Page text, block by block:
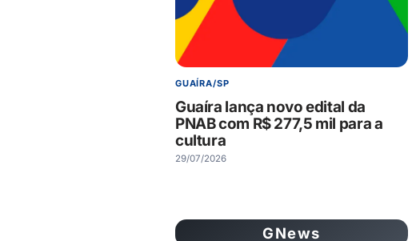
GUAÍRA/SP
Guaíra lança novo edital da
PNAB com R$ 277,5 mil para a
cultura
29/07/2026
GNews